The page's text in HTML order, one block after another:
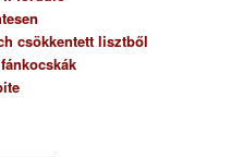
csökkentett lisztből